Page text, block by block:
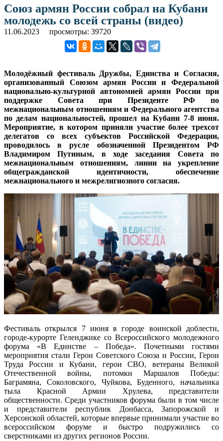
Союз армян России собрал на Кубани
молодежь со всей страны (видео)
11.06.2023 просмотры: 39720
Молодёжный фестиваль Дружбы, Единства и Согласия,
организованный Союзом армян России и Федеральной
национально-культурной автономией армян России при
поддержке Совета при Президенте РФ по
межнациональным отношениям и Федерального агентства
по делам национальностей, прошел на Кубани 7-8 июня.
Мероприятие, в котором приняли участие более трехсот
делегатов со всех субъектов Российской Федерации,
проводилось в русле обозначенной Президентом РФ
Владимиром Путиным, в ходе заседания Совета по
межнациональным отношениям, линии на укрепление
общегражданской идентичности, обеспечение
межнационального и межрелигиозного согласия.
Фестиваль открылся 7 июня в городе воинской доблести,
городе-курорте Геленджике со Всероссийского молодежного
форума «В Единстве – Победа». Почетными гостями
мероприятия стали Герои Советского Союза и России, Герои
Труда России и Кубани, герои СВО, ветераны Великой
Отечественной войны, потомки Маршалов Победы:
Баграмяна, Соколовского, Чуйкова, Буденного, начальника
тыла Красной Армии Хрулева, представители
общественности. Среди участников форума были в том числе
и представители республик Донбасса, Запорожской и
Херсонской областей, которые впервые принимали участие во
всероссийском форуме и быстро подружились со
сверстниками из других регионов России.